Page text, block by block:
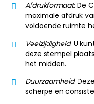
Afdrukformaat: De
maximale afdruk
voldoende ruimte
Veelzijdigheid: U
deze stempel
het midden.
Duurzaamheid:
scherpe en